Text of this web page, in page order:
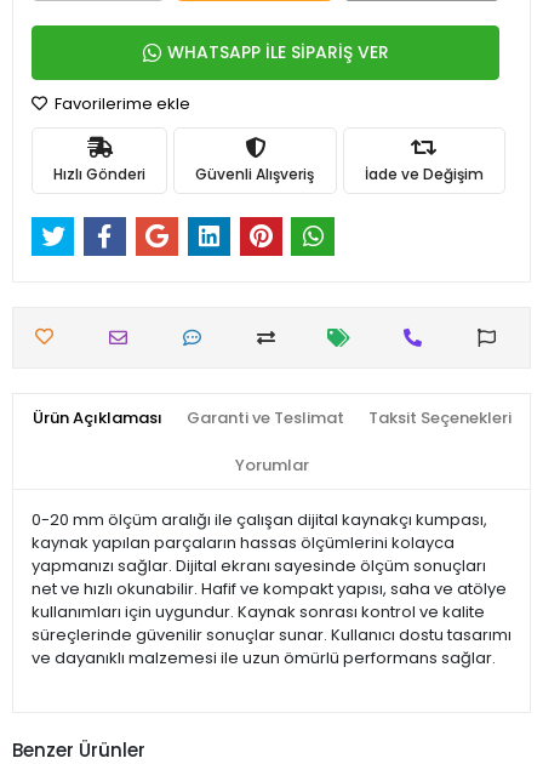
WHATSAPP İLE SİPARİŞ VER
Favorilerime ekle
Hızlı Gönderi Güvenli Alışveriş İade ve Değişim
Ürün Açıklaması Garanti ve Teslimat Taksit Seçenekleri
Yorumlar
0-20 mm ölçüm aralığı ile çalışan dijital kaynakçı kumpası,
kaynak yapılan parçaların hassas ölçümlerini kolayca
yapmanızı sağlar. Dijital ekranı sayesinde ölçüm sonuçları
net ve hızlı okunabilir. Hafif ve kompakt yapısı, saha ve atölye
kullanımları için uygundur. Kaynak sonrası kontrol ve kalite
süreçlerinde güvenilir sonuçlar sunar. Kullanıcı dostu tasarımı
ve dayanıklı malzemesi ile uzun ömürlü performans sağlar.
Benzer Ürünler